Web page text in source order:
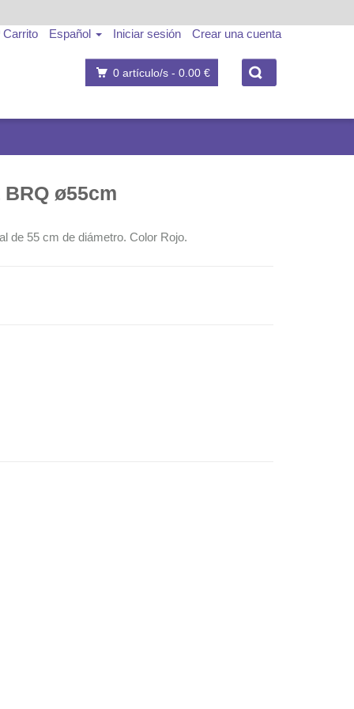
Carrito Español Iniciar sesión Crear una cuenta
0 artículo/s - 0.00 €
ø55cm
de 55 cm de diámetro. Color Rojo.